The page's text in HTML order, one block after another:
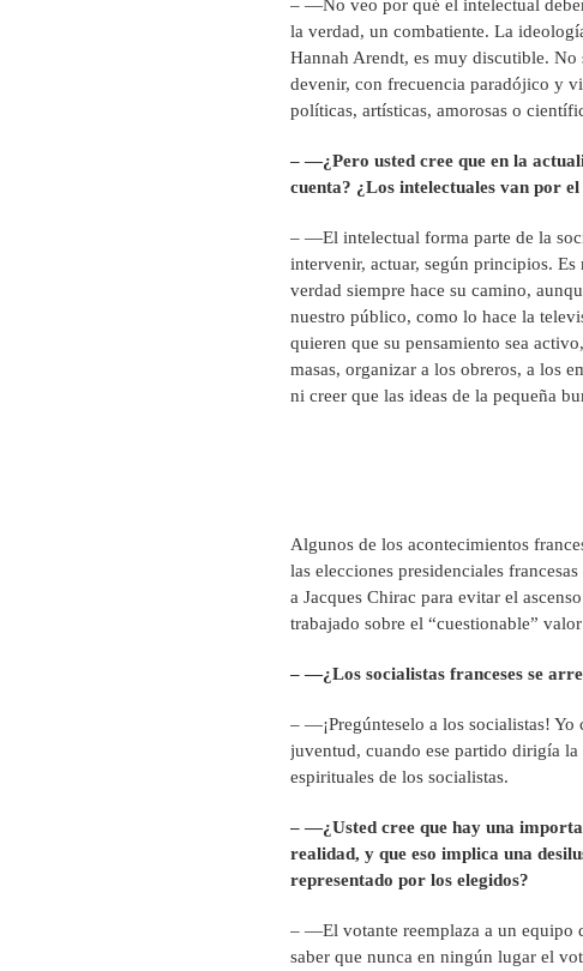
– —No veo por qué el intelectual
la verdad, un combatiente. La
Hannah Arendt, es muy discutible.
devenir, con frecuencia paradójico y
políticas, artísticas, amorosas o
– —¿Pero usted cree que en la
cuenta? ¿Los intelectuales van por
– —El intelectual forma parte de la
intervenir, actuar, según principios.
verdad siempre hace su camino,
nuestro público, como lo hace la
quieren que su pensamiento sea
masas, organizar a los obreros, a los
ni creer que las ideas de la pequeña
Algunos de los acontecimientos
las elecciones presidenciales
a Jacques Chirac para evitar el
trabajado sobre el “cuestionable”
– —¿Los socialistas franceses se
– —¡Pregúnteselo a los socialistas!
juventud, cuando ese partido dirigía
espirituales de los socialistas.
– —¿Usted cree que hay una
realidad, y que eso implica una
representado por los elegidos?
– —El votante reemplaza a un equipo
saber que nunca en ningún lugar el